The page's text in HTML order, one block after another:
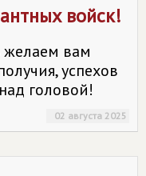
войск!
желаем вам
успехов
головой!
02 августа 2025